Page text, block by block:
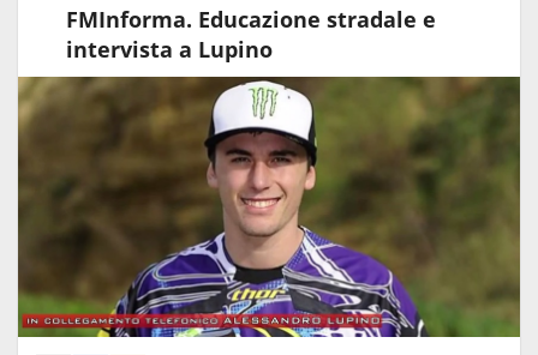
FMInforma. Educazione stradale e
intervista a Lupino